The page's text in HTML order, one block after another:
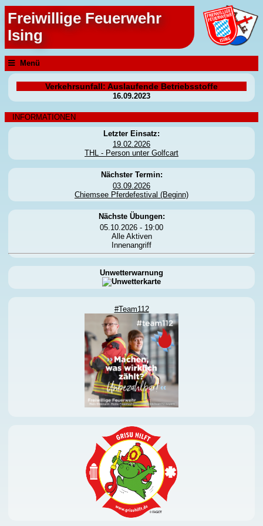
Freiwillige Feuerwehr
Ising
Menü
Verkehrsunfall: Auslaufende Betriebsstoffe
16.09.2023
INFORMATIONEN
Letzter Einsatz:
19.02.2026
THL - Person unter Golfcart
Nächster Termin:
03.09.2026
Chiemsee Pferdefestival (Beginn)
Nächste Übungen:
05.10.2026 - 19:00
Alle Aktiven
Innenangriff
Unwetterwarnung
#Team112